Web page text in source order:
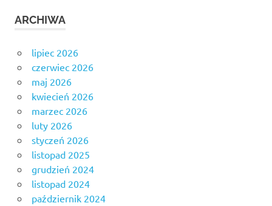
ARCHIWA
lipiec 2026
czerwiec 2026
maj 2026
kwiecień 2026
marzec 2026
luty 2026
styczeń 2026
listopad 2025
grudzień 2024
listopad 2024
październik 2024